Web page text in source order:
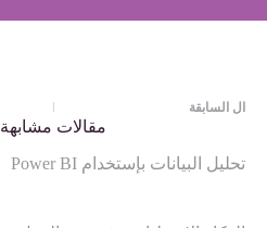
ال السابقة
مقالات مشابهة
تحليل البيانات بإستخدام Power BI